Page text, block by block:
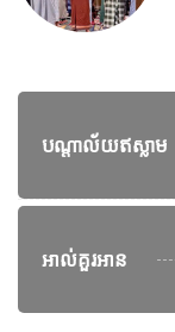
បណ្តាល័យឥស្លាម
អាល់គួរអាន